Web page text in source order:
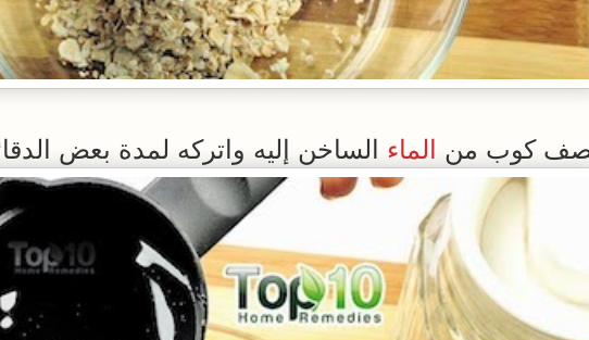
الماء الساخن إليه واتركه لمدة بعض